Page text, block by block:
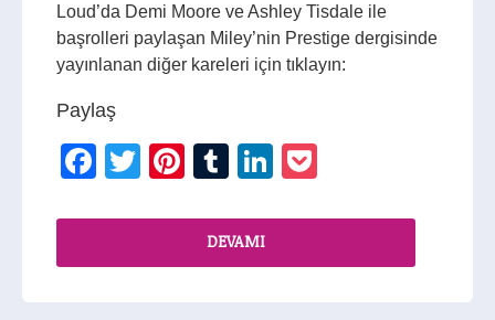
Loud’da Demi Moore ve Ashley Tisdale ile
başrolleri paylaşan Miley’nin Prestige dergisinde
yayınlanan diğer kareleri için tıklayın:
Paylaş
Facebook
TwitterPinterest
TumblrLinkedIn
DEVAMI